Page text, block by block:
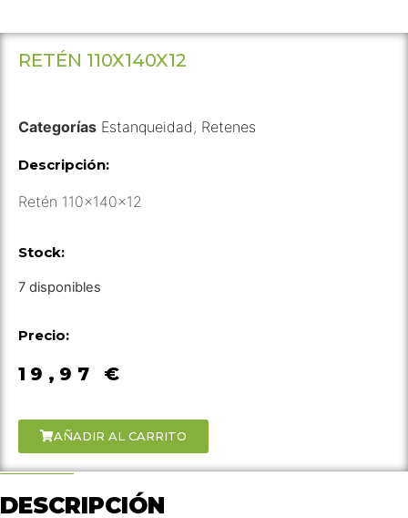
RETÉN 110X140X12
Categorías Estanqueidad , Retenes
Descripción:
Retén 110x140x12
Stock:
7 disponibles
Precio:
19,97 €
AÑADIR AL CARRITO
DESCRIPCIÓN